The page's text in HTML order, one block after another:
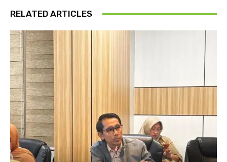
RELATED ARTICLES